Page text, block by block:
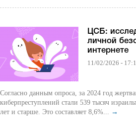
ЦСБ:
личной
интернете
11/02/2026 -
Согласно данным опроса, за 2024 год
киберпреступлений стали 539 тысяч
лет и старше. Это составляет 8,6%... →